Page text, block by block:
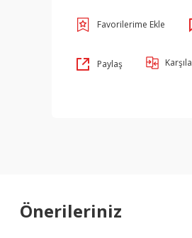
Paylaş
Önerileriniz